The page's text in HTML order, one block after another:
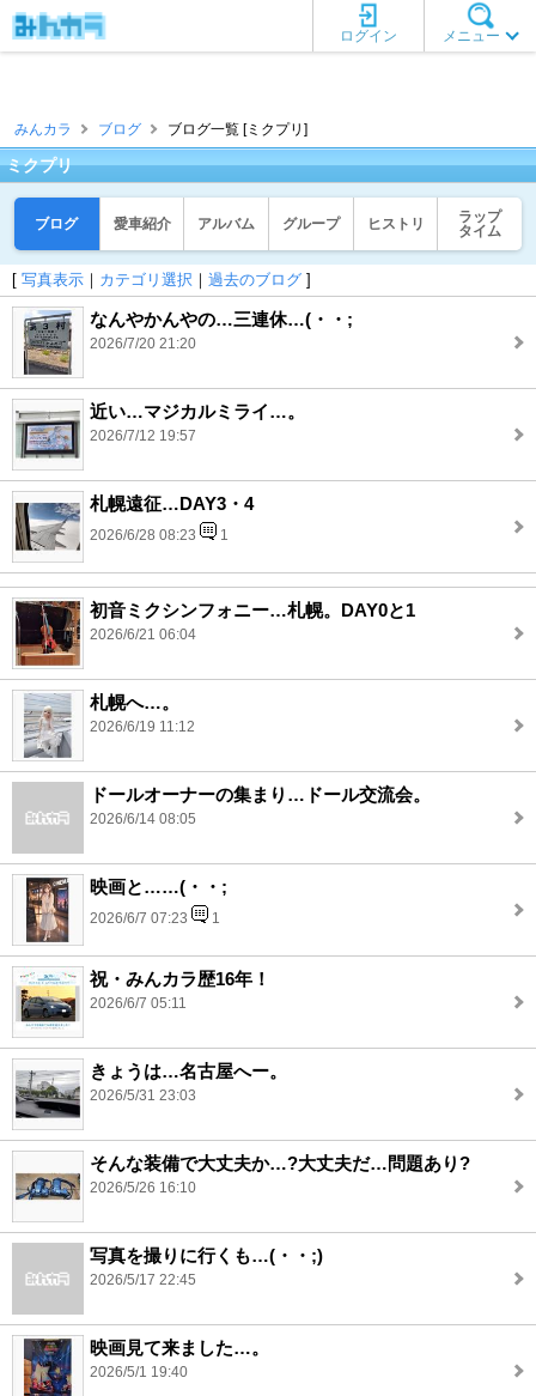
メニュー
ログイン
みんカラ ブログ ブログ一覧 [ミクプリ]
ミクプリ
ブログ 愛車紹介 アルバム グループ ヒストリ
ラップ
タイム
[ 写真表示 ｜ カテゴリ選択 ｜ 過去のブログ ]
なんやかんやの…三連休…(・・;
2026/7/20 21:20
近い…マジカルミライ…。
2026/7/12 19:57
札幌遠征…DAY3・4
2026/6/28 08:23 1
初音ミクシンフォニー…札幌。DAY0と1
2026/6/21 06:04
札幌へ…。
2026/6/19 11:12
ドールオーナーの集まり…ドール交流会。
2026/6/14 08:05
映画と……(・・;
2026/6/7 07:23 1
祝・みんカラ歴16年！
2026/6/7 05:11
きょうは…名古屋へー。
2026/5/31 23:03
そんな装備で大丈夫か…?大丈夫だ…問題あり?
2026/5/26 16:10
写真を撮りに行くも…(・・;)
2026/5/17 22:45
映画見て来ました…。
2026/5/1 19:40